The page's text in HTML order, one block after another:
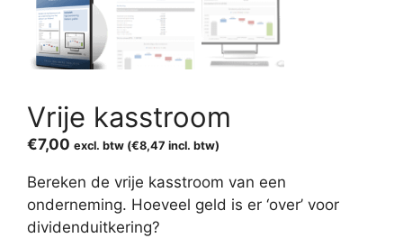
Vrije kasstroom
€7,00 excl. btw (€8,47 incl. btw)
Bereken de vrije kasstroom van een
onderneming. Hoeveel geld is er ‘over’ voor
dividenduitkering?